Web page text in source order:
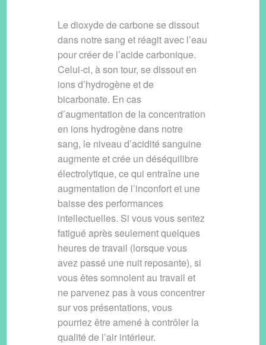
Le dioxyde de carbone se dissout
dans notre sang et réagit avec l’eau
pour créer de l’acide carbonique.
Celui-ci, à son tour, se dissout en
ions d’hydrogène et de
bicarbonate. En cas
d’augmentation de la concentration
en ions hydrogène dans notre
sang, le niveau d’acidité sanguine
augmente et crée un déséquilibre
électrolytique, ce qui entraîne une
augmentation de l’inconfort et une
baisse des performances
intellectuelles. Si vous vous sentez
fatigué après seulement quelques
heures de travail (lorsque vous
avez passé une nuit reposante), si
vous êtes somnolent au travail et
ne parvenez pas à vous concentrer
sur vos présentations, vous
pourriez être amené à contrôler la
qualité de l’air intérieur.